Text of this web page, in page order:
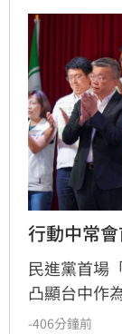
行動中常
民進黨首場
凸顯台中作
展現中央對
-406分鐘前